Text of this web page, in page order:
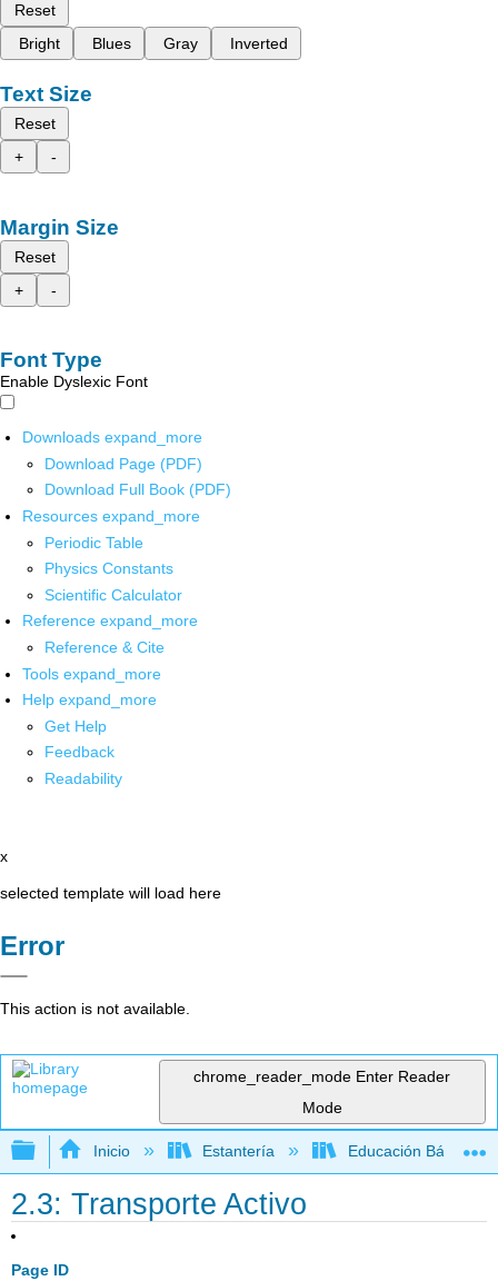
Reset
Bright
Blues Gray Inverted
Text Size
Reset
+
-
Margin Size
Reset
+
-
Font Type
Enable Dyslexic Font
Downloads expand_more
Download Page (PDF)
Download Full Book (PDF)
Resources expand_more
Periodic Table
Physics Constants
Scientific Calculator
Reference expand_more
Reference & Cite
Tools expand_more
Help expand_more
Get Help
Feedback
Readability
x
selected template will load here
Error
This action is not available.
chrome_reader_mode Enter Reader
Mode
Expandir/contraer jerarquía global
Inicio Estantería Educación Básica
2.3: Transporte Activo
Page ID